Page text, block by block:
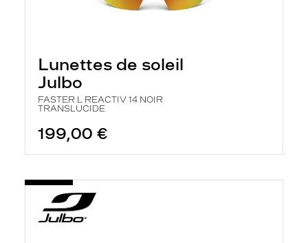
Lunettes de soleil
Julbo
FASTER L REACTIV 14 NOIR
TRANSLUCIDE
199,00 €